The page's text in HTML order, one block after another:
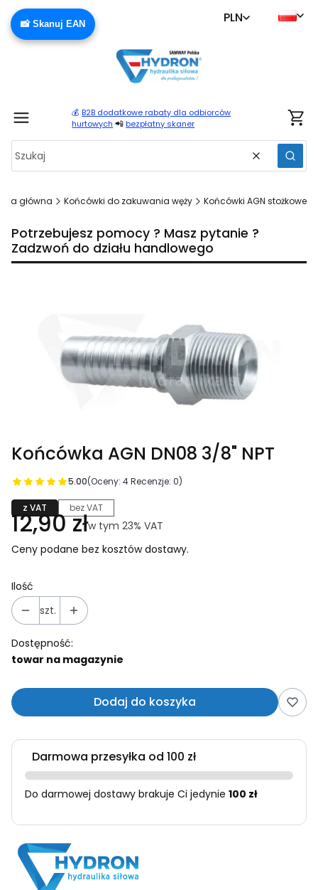
📸 Skanuj EAN PLN
💰 B2B dodatkowe rabaty dla odbiorców
hurtowych 📲 bezpłatny skaner
Wyczyść
główna Końcówki do zakuwania węży Końcówki AGN stożkowe
Potrzebujesz pomocy ? Masz pytanie ?
Zadzwoń do działu handlowego
Końcówka AGN DN08 3/8" NPT
5.00(Oceny: 4 Recenzje: 0)
z VAT bez VAT
Cena
12,90 złw tym 23% VAT
w tym 23% VAT
Ceny podane bez kosztów dostawy.
Ilość
szt.
Dostępność:
towar na magazynie
Dodaj do koszyka
Darmowa przesyłka od 100 zł
Do darmowej dostawy brakuje Ci jedynie 100 zł